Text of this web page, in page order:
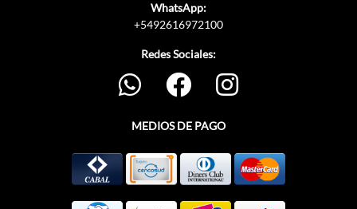
WhatsApp:
+5492616972100
Redes Sociales:
MEDIOS DE PAGO